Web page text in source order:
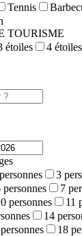
Tennis
TOURISME
étoiles 4 étoiles
3
personnes 7
personnes 11
14
18